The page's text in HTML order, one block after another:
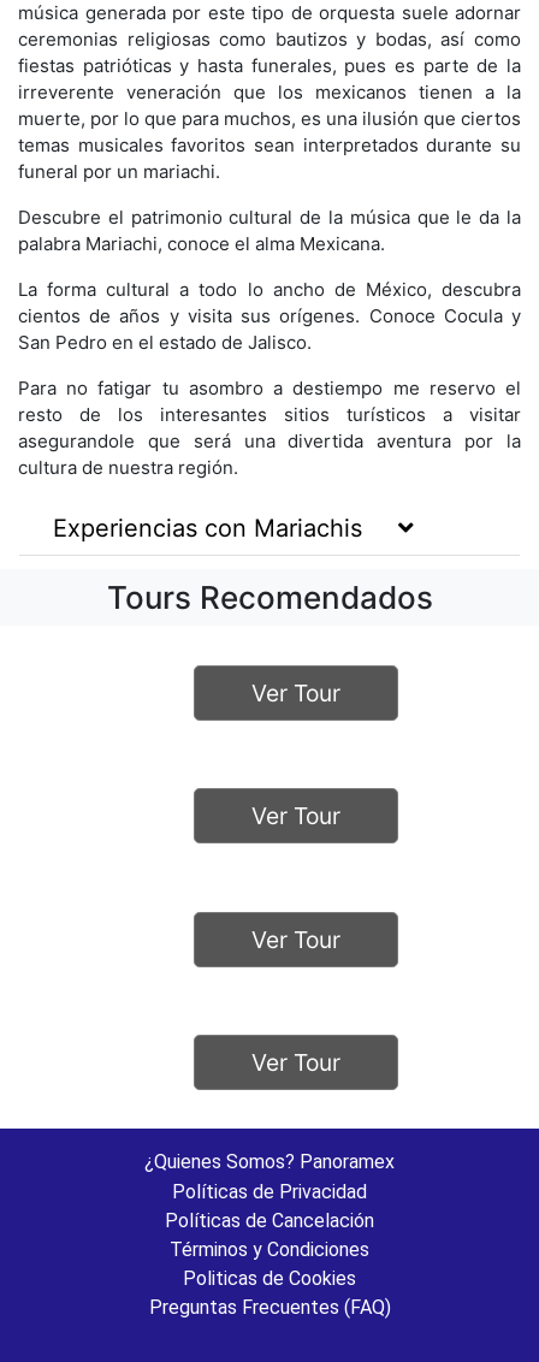
música generada por este tipo de orquesta suele adornar
ceremonias religiosas como bautizos y bodas, así como
fiestas patrióticas y hasta funerales, pues es parte de la
irreverente veneración que los mexicanos tienen a la
muerte, por lo que para muchos, es una ilusión que ciertos
temas musicales favoritos sean interpretados durante su
funeral por un mariachi.
Descubre el patrimonio cultural de la música que le da la
palabra Mariachi, conoce el alma Mexicana.
La forma cultural a todo lo ancho de México, descubra
cientos de años y visita sus orígenes. Conoce Cocula y
San Pedro en el estado de Jalisco.
Para no fatigar tu asombro a destiempo me reservo el
resto de los interesantes sitios turísticos a visitar
asegurandole que será una divertida aventura por la
cultura de nuestra región.
Experiencias con Mariachis
Tours Recomendados
Ver Tour
Ver Tour
Ver Tour
Ver Tour
¿Quienes Somos? Panoramex
Políticas de Privacidad
Políticas de Cancelación
Términos y Condiciones
Politicas de Cookies
Preguntas Frecuentes (FAQ)